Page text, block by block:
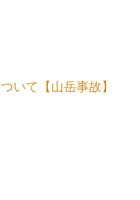
いて【山岳事故】